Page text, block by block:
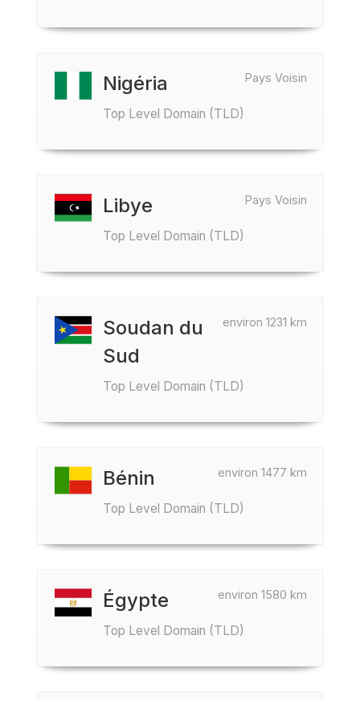
Pays Voisin
Nigéria
Top Level Domain (TLD)
Pays Voisin
Libye
Top Level Domain (TLD)
environ 1231 km
Soudan du
Sud
Top Level Domain (TLD)
environ 1477 km
Bénin
Top Level Domain (TLD)
environ 1580 km
Égypte
Top Level Domain (TLD)